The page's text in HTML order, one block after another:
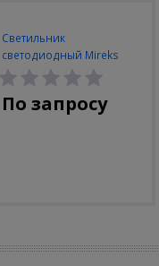
Светильник
светодиодный Mireks
С-310-80-S (5W/4000-
5000K/500lm/датчик
движения)
По запросу